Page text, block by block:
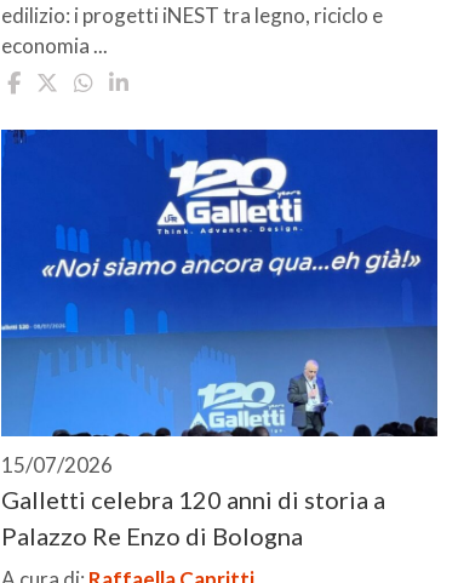
edilizio: i progetti iNEST tra legno, riciclo e
economia ...
15/07/2026
Galletti celebra 120 anni di storia a
Palazzo Re Enzo di Bologna